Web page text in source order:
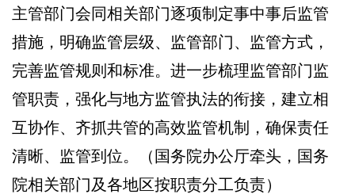
主管部门会同相关部门逐项制定事中事后监管
措施，明确监管层级、监管部门、监管方式，
完善监管规则和标准。进一步梳理监管部门监
管职责，强化与地方监管执法的衔接，建立相
互协作、齐抓共管的高效监管机制，确保责任
清晰、监管到位。（国务院办公厅牵头，国务
院相关部门及各地区按职责分工负责）